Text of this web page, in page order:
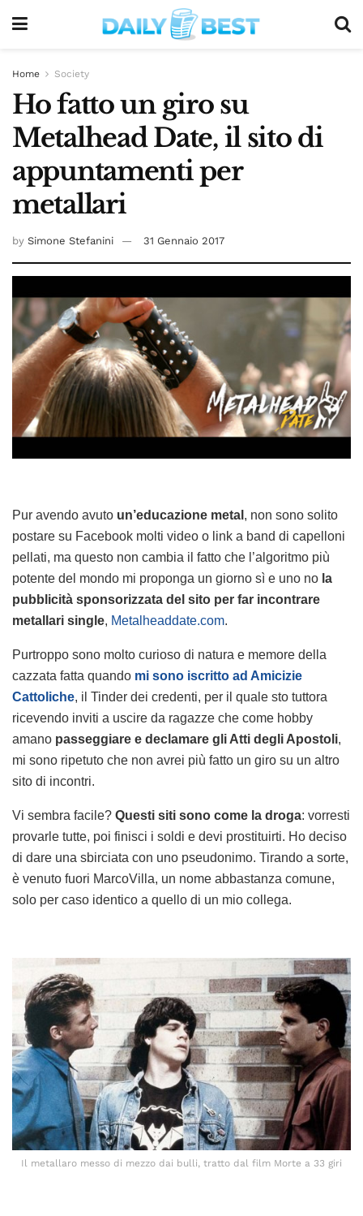
Home Society
Ho fatto un giro su
Metalhead Date, il sito di
appuntamenti per
metallari
by Simone Stefanini 31 Gennaio 2017
Pur avendo avuto un’educazione metal , non sono solito
postare su Facebook molti video o link a band di capelloni
pellati, ma questo non cambia il fatto che l’algoritmo più
potente del mondo mi proponga un giorno sì e uno no la
pubblicità sponsorizzata del sito per far incontrare
metallari single, Metalheaddate.com.
Purtroppo sono molto curioso di natura e memore della
cazzata fatta quando mi sono iscritto ad Amicizie
Cattoliche, il Tinder dei credenti, per il quale sto tuttora
ricevendo inviti a uscire da ragazze che come hobby
amano passeggiare e declamare gli Atti degli Apostoli,
mi sono ripetuto che non avrei più fatto un giro su un altro
sito di incontri.
Vi sembra facile? Questi siti sono come la droga: vorresti
provarle tutte, poi finisci i soldi e devi prostituirti. Ho deciso
di dare una sbirciata con uno pseudonimo. Tirando a sorte,
è venuto fuori MarcoVilla, un nome abbastanza comune,
solo per caso identico a quello di un mio collega.
Il metallaro messo di mezzo dai bulli, tratto dal film Morte a 33 giri